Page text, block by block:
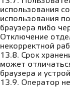
использования
использования
браузера либо
Отключение
некорректной
13.8. Срок
может
браузера и
13.9. Оператор